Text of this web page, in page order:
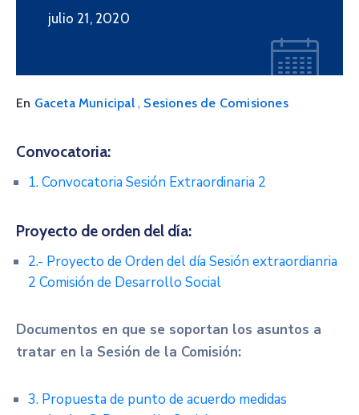
julio 21, 2020
En Gaceta Municipal , Sesiones de Comisiones
Convocatoria:
1. Convocatoria Sesión Extraordinaria 2
Proyecto de orden del día:
2.- Proyecto de Orden del día Sesión extraordianria
2 Comisión de Desarrollo Social
Documentos en que se soportan los asuntos a
tratar en la Sesión de la Comisión:
3. Propuesta de punto de acuerdo medidas